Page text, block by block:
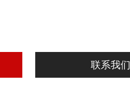
联系我们